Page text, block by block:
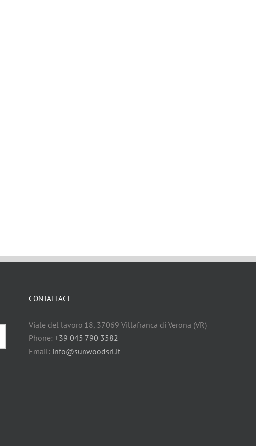
CONTATTACI
Viale del lavoro 18, 37069 Villafranca di Verona (VR)
Phone: +39 045 790 3582
Email: info@sunwoodsrl.it